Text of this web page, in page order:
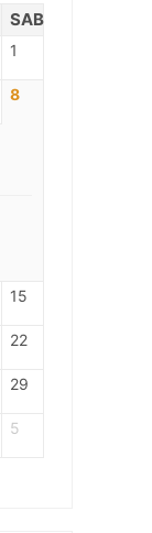
SAB
1
8
15
22
29
5